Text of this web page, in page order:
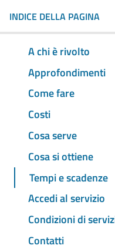
INDICE DELLA PAGINA
A chi è rivolto
Approfondimenti
Come fare
Costi
Cosa serve
Cosa si ottiene
Tempi e scadenze
Accedi al servizio
Condizioni di
Contatti